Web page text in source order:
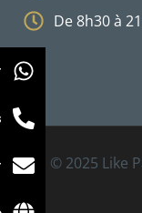
De 8h30 à
© 2025 Like